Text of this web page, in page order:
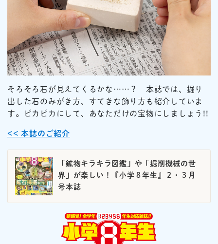
そろそろ石が見えてくるかな……？ 本誌では、掘り
出した石のみがき方、すてきな飾り方も紹介していま
す。ピカピカにして、あなただけの宝物にしましょう!!
<< 本誌のご紹介
「鉱物キラキラ図鑑」や「掘削機械の世
界」が楽しい！『小学８年生』２・３月
号本誌